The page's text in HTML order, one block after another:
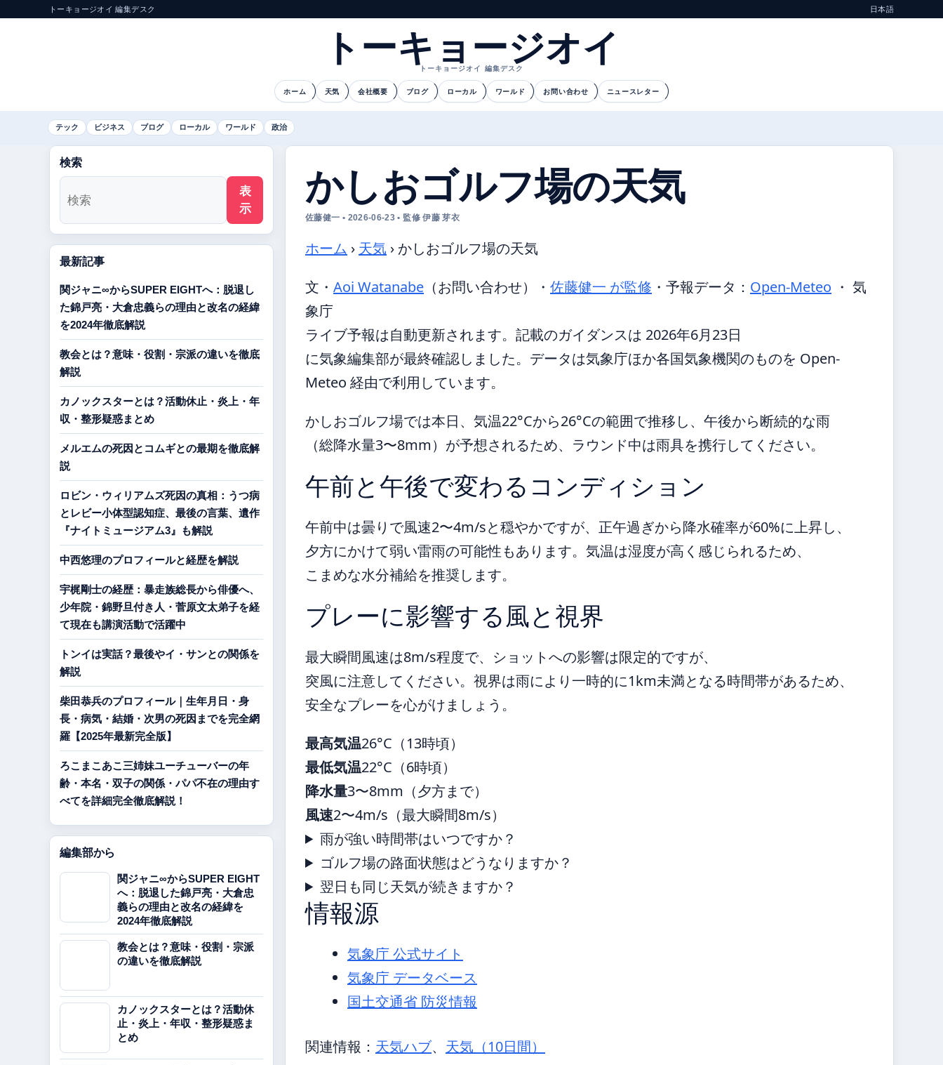
トーキョージオイ 編集デスク 日本語
トーキョージオイ
トーキョージオイ 編集デスク
ホーム 天気 会社概要 ブログ ローカル ワールド お問い合わせ ニュースレター
テック ビジネス ブログ ローカル ワールド 政治
かしおゴルフ場の天気
佐藤健一 • 2026-06-23 • 監修 伊藤 芽衣
ホーム › 天気 › かしおゴルフ場の天気
文・ Aoi Watanabe （お問い合わせ） ・ 佐藤健一 が監修 ・ 予報データ： Open-Meteo ・ 気
象庁
ライブ予報は自動更新されます。記載のガイダンスは 2026年6月23日
に気象編集部が最終確認しました。データは気象庁ほか各国気象機関のものを Open-
Meteo 経由で利用しています。
かしおゴルフ場では本日、気温22°Cから26°Cの範囲で推移し、午後から断続的な雨
（総降水量3〜8mm）が予想されるため、ラウンド中は雨具を携行してください。
午前と午後で変わるコンディション
午前中は曇りで風速2〜4m/sと穏やかですが、正午過ぎから降水確率が60%に上昇し、
夕方にかけて弱い雷雨の可能性もあります。気温は湿度が高く感じられるため、
こまめな水分補給を推奨します。
プレーに影響する風と視界
最大瞬間風速は8m/s程度で、ショットへの影響は限定的ですが、
突風に注意してください。視界は雨により一時的に1km未満となる時間帯があるため、
安全なプレーを心がけましょう。
最高気温26°C（13時頃）
最低気温22°C（6時頃）
降水量3〜8mm（夕方まで）
風速2〜4m/s（最大瞬間8m/s）
雨が強い時間帯はいつですか？
ゴルフ場の路面状態はどうなりますか？
翌日も同じ天気が続きますか？
情報源
気象庁 公式サイト
気象庁 データベース
国土交通省 防災情報
関連情報： 天気ハブ、 天気（10日間）
検索
表
示
最新記事
関ジャニ∞からSUPER EIGHTへ：脱退し
た錦戸亮・大倉忠義らの理由と改名の経緯
を2024年徹底解説
教会とは？意味・役割・宗派の違いを徹底
解説
カノックスターとは？活動休止・炎上・年
収・整形疑惑まとめ
メルエムの死因とコムギとの最期を徹底解
説
ロビン・ウィリアムズ死因の真相：うつ病
とレビー小体型認知症、最後の言葉、遺作
『ナイトミュージアム3』も解説
中西悠理のプロフィールと経歴を解説
宇梶剛士の経歴：暴走族総長から俳優へ、
少年院・錦野旦付き人・菅原文太弟子を経
て現在も講演活動で活躍中
トンイは実話？最後やイ・サンとの関係を
解説
柴田恭兵のプロフィール｜生年月日・身
長・病気・結婚・次男の死因までを完全網
羅【2025年最新完全版】
ろこまこあこ三姉妹ユーチューバーの年
齢・本名・双子の関係・パパ不在の理由す
べてを詳細完全徹底解説！
編集部から
関ジャニ∞からSUPER EIGHT
へ：脱退した錦戸亮・大倉忠
義らの理由と改名の経緯を
2024年徹底解説
教会とは？意味・役割・宗派
の違いを徹底解説
カノックスターとは？活動休
止・炎上・年収・整形疑惑ま
とめ